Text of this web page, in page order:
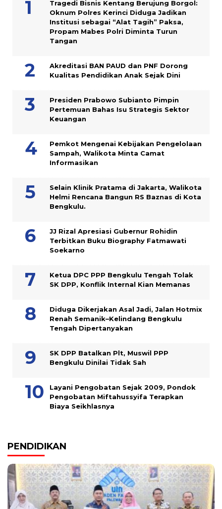
Tragedi Bisnis Kentang Berujung Borgol:
Oknum Polres Kerinci Diduga Jadikan
Institusi sebagai “Alat Tagih” Paksa,
Propam Mabes Polri Diminta Turun
Tangan
Akreditasi BAN PAUD dan PNF Dorong
Kualitas Pendidikan Anak Sejak Dini
Presiden Prabowo Subianto Pimpin
Pertemuan Bahas Isu Strategis Sektor
Keuangan
Pemkot Mengenai Kebijakan Pengelolaan
Sampah, Walikota Minta Camat
Informasikan
Selain Klinik Pratama di Jakarta, Walikota
Helmi Rencana Bangun RS Baznas di Kota
Bengkulu.
JJ Rizal Apresiasi Gubernur Rohidin
Terbitkan Buku Biography Fatmawati
Soekarno
Ketua DPC PPP Bengkulu Tengah Tolak
SK DPP, Konflik Internal Kian Memanas
Diduga Dikerjakan Asal Jadi, Jalan Hotmix
Renah Semanik–Kelindang Bengkulu
Tengah Dipertanyakan
SK DPP Batalkan Plt, Muswil PPP
Bengkulu Dinilai Tidak Sah
Layani Pengobatan Sejak 2009, Pondok
Pengobatan Miftahussyifa Terapkan
Biaya Seikhlasnya
PENDIDIKAN